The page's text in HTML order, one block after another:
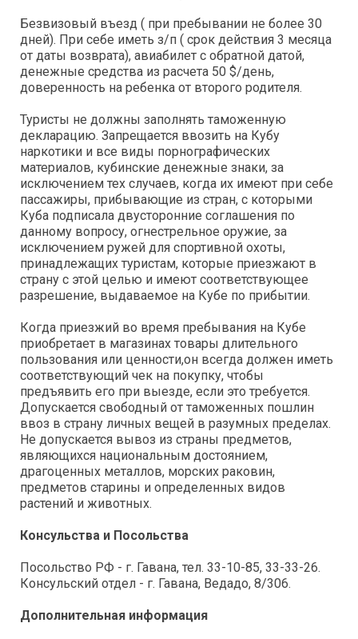
Безвизовый въезд ( при пребывании не более 30
дней). При себе иметь з/п ( срок действия 3 месяца
от даты возврата), авиабилет с обратной датой,
денежные средства из расчета 50 $/день,
доверенность на ребенка от второго родителя.
Туристы не должны заполнять таможенную
декларацию. Запрещается ввозить на Кубу
наркотики и все виды порнографических
материалов, кубинские денежные знаки, за
исключением тех случаев, когда их имеют при себе
пассажиры, прибывающие из стран, с которыми
Куба подписала двусторонние соглашения по
данному вопросу, огнестрельное оружие, за
исключением ружей для спортивной охоты,
принадлежащих туристам, которые приезжают в
страну с этой целью и имеют соответствующее
разрешение, выдаваемое на Кубе по прибытии.
Когда приезжий во время пребывания на Кубе
приобретает в магазинах товары длительного
пользования или ценности,он всегда должен иметь
соответствующий чек на покупку, чтобы
предъявить его при выезде, если это требуется.
Допускается свободный от таможенных пошлин
ввоз в страну личных вещей в разумных пределах.
Не допускается вывоз из страны предметов,
являющихся национальным достоянием,
драгоценных металлов, морских раковин,
предметов старины и определенных видов
растений и животных.
Консульства и Посольства
Посольство РФ - г. Гавана, тел. 33-10-85, 33-33-26.
Консульский отдел - г. Гавана, Ведадо, 8/306.
Дополнительная информация